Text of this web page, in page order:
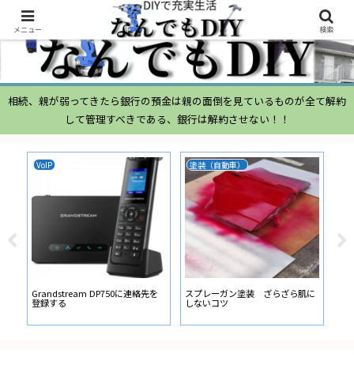
相続、親が弱ってきたら銀行の預金は親の面倒を見ているものが全て解約
して管理すべきである、銀行は解約させない！！
VoIP
Grandstream DP750に連絡先を
登録する
塗装（自動車）
スプレーガン塗装 ざらざら肌に
しないコツ
ム
メニュー 検索